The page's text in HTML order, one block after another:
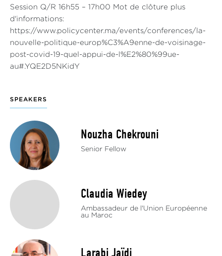
Session Q/R 16h55 – 17h00 Mot de clôture plus
d'informations:
https://www.policycenter.ma/events/conferences/la-
nouvelle-politique-europ%C3%A9enne-de-voisinage-
post-covid-19-quel-appui-de-l%E2%80%99ue-
au#.YQE2D5NKidY
SPEAKERS
Nouzha Chekrouni
Senior Fellow
Claudia Wiedey
Ambassadeur de l'Union Européenne
au Maroc
Larabi Jaïdi